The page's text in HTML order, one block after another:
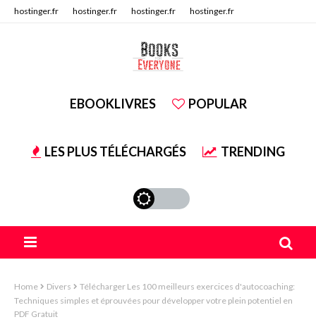
hostinger.fr hostinger.fr hostinger.fr hostinger.fr
EBOOKLIVRES POPULAR
LES PLUS TÉLÉCHARGÉS TRENDING
Home Divers
Télécharger Les 100 meilleurs exercices d'autocoaching:
Techniques simples et éprouvées pour développer votre plein potentiel en
PDF Gratuit